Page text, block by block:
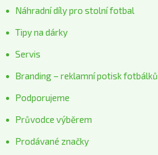
Náhradní díly pro stolní fotbal
Tipy na dárky
Servis
Branding – reklamní potisk fotbálků
Podporujeme
Průvodce výběrem
Prodávané značky